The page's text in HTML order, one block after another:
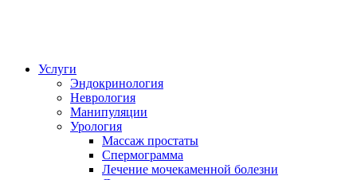
Услуги
Эндокринология
Неврология
Манипуляции
Урология
Массаж простаты
Спермограмма
Лечение мочекаменной болезни